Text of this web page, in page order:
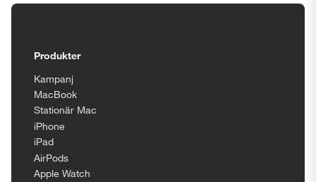
Produkter
Kampanj
MacBook
Stationär Mac
iPhone
iPad
AirPods
Apple Watch